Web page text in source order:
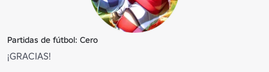
Partidas de fútbol: Cero
¡GRACIAS!